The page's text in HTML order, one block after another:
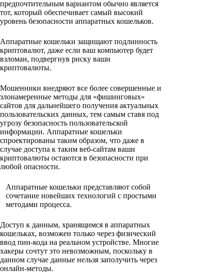
предпочтительным вариантом обычно является
тот, который обеспечивает самый высокий
уровень безопасности аппаратных кошельков.
Аппаратные кошельки защищают подлинность
криптовалют, даже если ваш компьютер будет
взломан, подвергнув риску ваши
криптовалюты.
Мошенники внедряют все более совершенные и
злонамеренные методы для «фишинговых»
сайтов для дальнейшего получения актуальных
пользовательских данных, тем самым ставя под
угрозу безопасность пользовательской
информации. Аппаратные кошельки
спроектированы таким образом, что даже в
случае доступа к таким веб-сайтам ваши
криптовалюты остаются в безопасности при
любой опасности.
Аппаратные кошельки представляют собой
сочетание новейших технологий с простыми
методами процесса.
Доступ к данным, хранящимся в аппаратных
кошельках, возможен только через физический
ввод пин-кода на реальном устройстве. Многие
хакеры сочтут это невозможным, поскольку в
данном случае данные нельзя заполучить через
онлайн-методы.